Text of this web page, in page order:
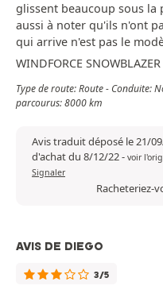
glissent beaucoup sous
aussi à noter qu'ils n'ont
qui arrive n'est pas le
WINDFORCE
Type de route: Route - Conduite:
parcourus: 8000 km
Avis traduit déposé le 21/
d'achat du 8/12/22- voir
Signaler
Racheteriez-
AVIS DE DIEGO
3/5